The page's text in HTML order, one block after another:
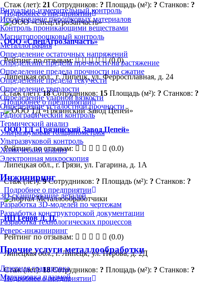
Визуально-измерительный контроль
Исследование порошковых материалов
Контроль проникающими веществами
Магнитопорошковый контроль
Металлография
Определение остаточных напряжений
Определение предела прочности на растяжение
Определение предела прочности на сжатие
Определение предела текучести
Определение твердости
Определение ударной вязкости
Определение усталостной прочности
Радиографический контроль
Термический анализ
Ультразвуковая толщинометрия
Ультразвуковой контроль
Химический анализ
Электронная микроскопия
Инжиниринг
3D-сканирование деталей
Разработка 3D-моделей по чертежам
Разработка конструкторской документации
Разработка технологических процессов
Реверс-инжиниринг
Прочие услуги металлообработки
Лазерная гравировка
Маркировка плазмой
Стаж (лет): 21 Сотрудников: ? Площадь (м²): ? Станков: ?
Подробнее о предприятии
ООО «СпецАгроЗапчасть»
Рейтинг по отзывам:
(0.0)
Липецкая обл., г. Липецк, ул. Ферросплавная, д. 24
Стаж (лет):18 Сотрудников: 15 Площадь (м²): ? Станков: ?
Подробнее о предприятии
ООО ТД «Грязинский Завод Цепей»
Рейтинг по отзывам:
(0.0)
Липецкая обл., г. Грязи, ул. Гагарина, д. 1А
Стаж (лет):9 Сотрудников: ? Площадь (м²): ? Станков: ?
Подробнее о предприятии
ИП Генов Д. П.
Рейтинг по отзывам:
(0.0)
Липецкая обл., г. Липецк, ул. Перова, д. 2Д
Стаж (лет):18 Сотрудников: ? Площадь (м²): ? Станков: ?
Подробнее о предприятии